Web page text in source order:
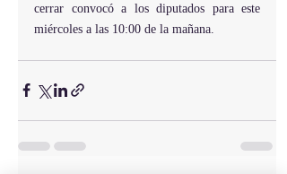
cerrar convocó a los diputados para este
miércoles a las 10:00 de la mañana.